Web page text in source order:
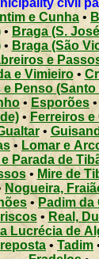
civil
e Cunha •
•Braga (S.
• Braga (São
e
e Vimieiro•
e Penso
• Esporões
• Ferreiros
•
• Lomar e
Parada de
• Mire de
Nogueira,
•Padim da
• Real,
Lucrécia de
•Tadim